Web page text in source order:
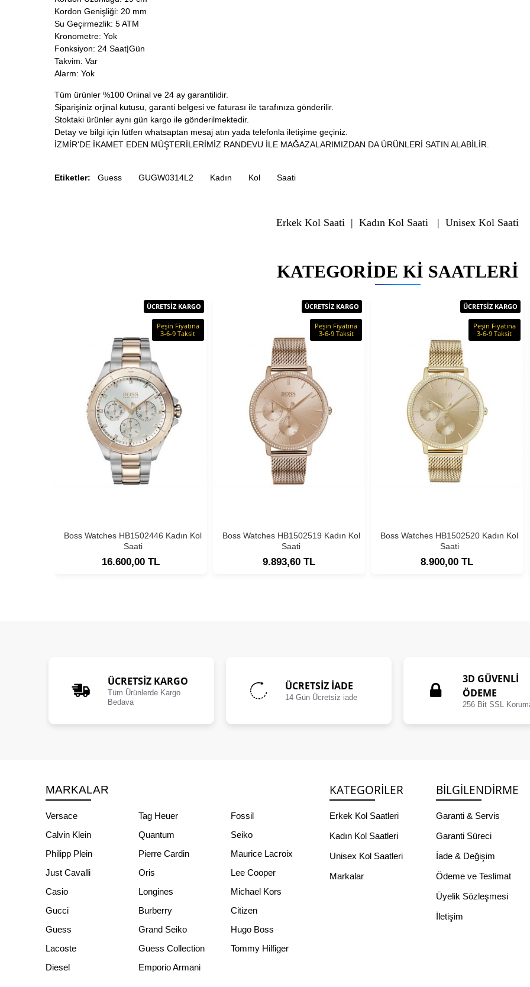
Kordon Genişliği: 20 mm
Su Geçirmezlik: 5 ATM
Kronometre: Yok
Fonksiyon: 24 Saat|Gün
Takvim: Var
Alarm: Yok
Tüm ürünler %100 Oriinal ve 24 ay garantilidir.
Siparişiniz orjinal kutusu, garanti belgesi ve faturası ile tarafınıza gönderilir.
Stoktaki ürünler aynı gün kargo ile gönderilmektedir.
Detay ve bilgi için lütfen whatsaptan mesaj atın yada telefonla iletişime geçiniz.
İZMİR'DE İKAMET EDEN MÜŞTERİLERİMİZ RANDEVU İLE MAĞAZALARIMIZDAN DA ÜRÜNLERİ SATIN ALABİLİR.
Etiketler: Guess GUGW0314L2 Kadın Kol Saati
Erkek Kol Saati | Kadın Kol Saati | Unisex Kol Saati
KATEGORIDE KI SAATLERI
ÜCRETSİZ KARGO
Peşin Fiyatına
3-6-9 Taksit
Boss Watches HB1502446 Kadın Kol
Saati
16.600,00 TL
ÜCRETSİZ KARGO
Peşin Fiyatına
3-6-9 Taksit
Boss Watches HB1502519 Kadın Kol
Saati
9.893,60 TL
ÜCRETSİZ KARGO
Peşin Fiyatına
3-6-9 Taksit
Boss Watches HB1502520 Kadın Kol
Saati
8.900,00 TL
ÜCRETSIZ KARGO
Tüm Ürünlerde Kargo
Bedava
ÜCRETSIZ İADE
14 Gün Ücretsiz iade
3D GÜVENLİ
ÖDEME
256 Bit SSL
MARKALAR
Versace Tag Heuer
Fossil
Calvin Klein
Quantum
Seiko
Philipp Plein
Pierre Cardin
Maurice Lacroix
Just Cavalli
Oris
Lee Cooper
Casio
Longines
Michael Kors
Gucci
Burberry
Citizen
Guess
Grand Seiko
Hugo Boss
Lacoste
Guess Collection
Tommy Hilfiger
Diesel
Emporio Armani
KATEGORILER
Erkek Kol Saatleri
Kadın Kol Saatleri
Unisex Kol Saatleri
Markalar
BILGILENDIRME
Garanti & Servis
Garanti Süreci
İade & Değişim
Ödeme ve Teslimat
Üyelik Sözleşmesi
İletişim